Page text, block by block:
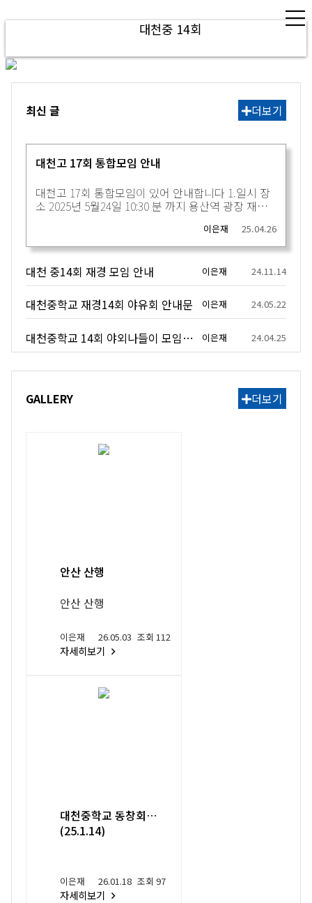
대천중 14회
최신 글 더보기
대천고 17회 통합모임 안내
대천고 17회 통합모임이 있어 안내합니다 1.일시 장
소 2025년 5월24일 10:30 분 까지 용산역 광장 재향
2.이동경로: 버스로 남산타워까지 이동 1시간 자유시
간3.버스 또는 도보로 장충동 뚱뚱할머니 족발집으로
후 경복궁 및 청와대 관람 6.관람후 재경침구 해산7.
재향친구 용산역 17:52분 새마을호 귀많은 참석바라
며 참석여부를 금일중으로 알려주시기 바람니다 (재
향은 20명정동임) 재경 대천고 17회 동창회 회장 안
이은재 25.04.26
대천 중14회 재경 모임 안내 이은재 24.11.14
대천중학교 재경14회 야유회 안내문 이은재 24.05.22
대천중학교 14회 야외나들이 모임 안내 이은재 24.04.25
GALLERY 더보기
안산 산행
안산 산행
이은재 26.05.03 조회 112
자세히보기
대천중학교 동창회
(25.1.14)
이은재 26.01.18 조회 97
자세히보기